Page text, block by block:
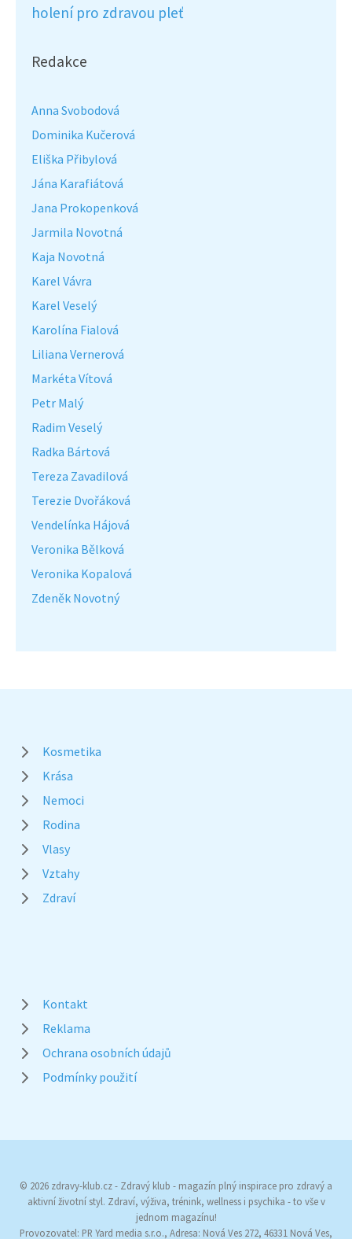
holení pro zdravou pleť
Redakce
Anna Svobodová
Dominika Kučerová
Eliška Přibylová
Jána Karafiátová
Jana Prokopenková
Jarmila Novotná
Kaja Novotná
Karel Vávra
Karel Veselý
Karolína Fialová
Liliana Vernerová
Markéta Vítová
Petr Malý
Radim Veselý
Radka Bártová
Tereza Zavadilová
Terezie Dvořáková
Vendelínka Hájová
Veronika Bělková
Veronika Kopalová
Zdeněk Novotný
Kosmetika
Krása
Nemoci
Rodina
Vlasy
Vztahy
Zdraví
Kontakt
Reklama
Ochrana osobních údajů
Podmínky použití
© 2026 zdravy-klub.cz - Zdravý klub - magazín plný inspirace pro zdravý a
aktivní životní styl. Zdraví, výživa, trénink, wellness i psychika - to vše v
jednom magazínu!
Provozovatel: PR Yard media s.r.o., Adresa: Nová Ves 272, 46331 Nová Ves,